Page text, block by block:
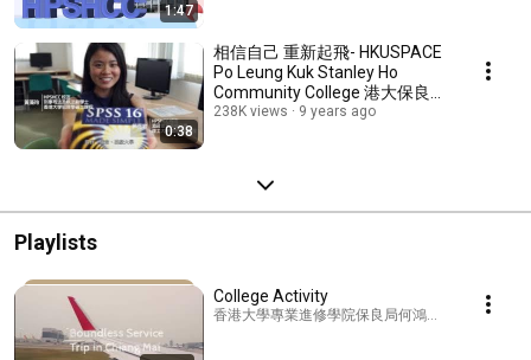
1:47
0:38
相信自己 重新起飛- HKUSPACE
Po Leung Kuk Stanley Ho
Community College 港大保良何
鴻燊社區書院 HPSHCC
238K views 9 years ago
Playlists
College Activity
香港大學專業進修學院保良局何鴻燊社區書院